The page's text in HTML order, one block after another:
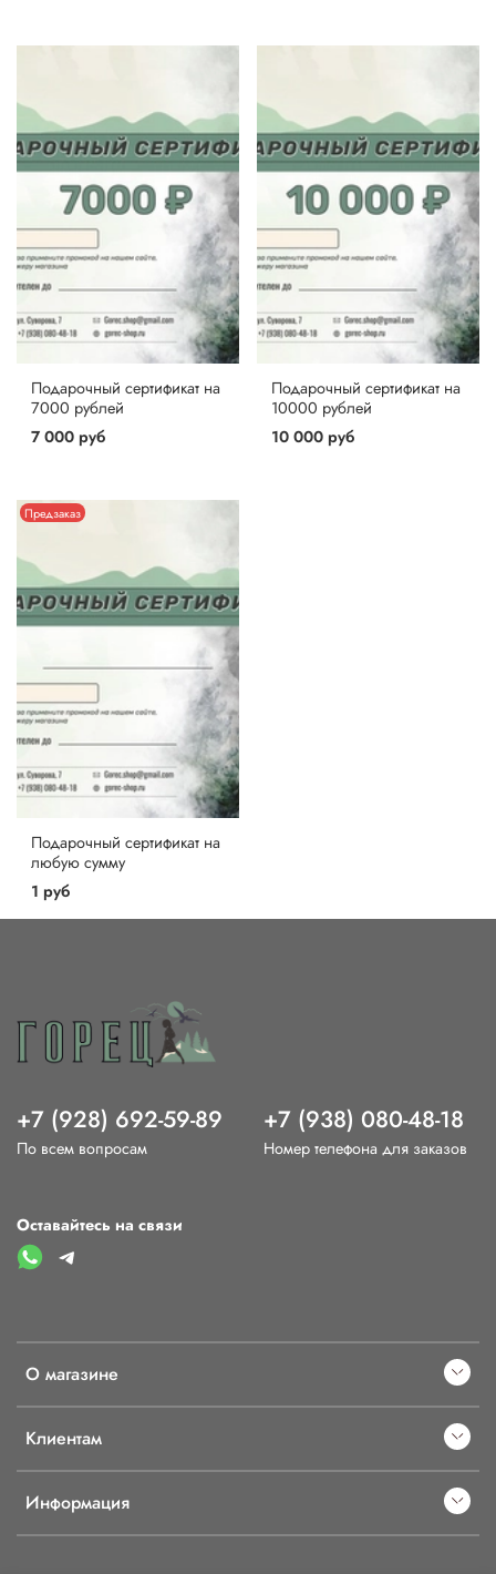
Подарочный сертификат на
7000 рублей
7 000 руб
Подарочный сертификат на
10000 рублей
10 000 руб
Предзаказ
Подарочный сертификат на
любую сумму
1 руб
О магазине
Клиентам
Информация
+7 (928) 692-59-89
По всем вопросам
+7 (938) 080-48-18
Номер телефона для заказов
Оставайтесь на связи